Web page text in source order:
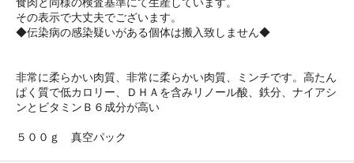
その表示で大丈夫でございます。
◆伝染病の感染疑いがある個体は搬入致しません◆
非常に柔らかい肉質、非常に柔らかい肉質、ミンチです。高たん
ぱく質で低カロリー、ＤＨＡを含みリノール酸、鉄分、ナイアシ
ンとビタミンＢ６成分が高い
５００ｇ 真空パック